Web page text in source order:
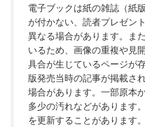
電子ブックは紙の雑誌（紙
が付かない、読者プレゼン
異なる場合があります。ま
いるため、画像の重複や見
具合が生じているページが
版発売当時の記事が掲載さ
場合があります。一部原本
多少の汚れなどがあります
を更新することがあります